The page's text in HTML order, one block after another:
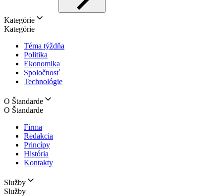
Kategórie
Kategórie
Téma týždňa
Politika
Ekonomika
Spoločnosť
Technológie
O Štandarde
O Štandarde
Firma
Redakcia
Princípy
História
Kontakty
Služby
Služby